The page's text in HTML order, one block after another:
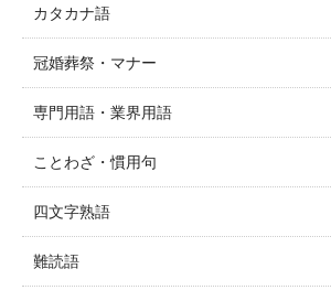
カタカナ語
冠婚葬祭・マナー
専門用語・業界用語
ことわざ・慣用句
四文字熟語
難読語